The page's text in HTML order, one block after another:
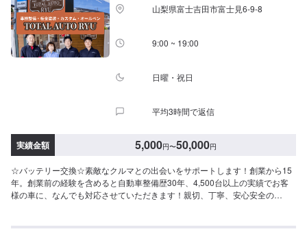
山梨県富士吉田市富士見6-9-8
9:00 ~ 19:00
日曜・祝日
平均3時間で返信
実績金額 5,000円〜50,000円
☆バッテリー交換☆素敵なクルマとの出会いをサポートします！創業から15
年。創業前の経験を含めると自動車整備歴30年、4,500台以上の実績でお客
様の車に、なんでも対応させていただきます！親切、丁寧、安心安全の
ただければ作業開始【4】仕上がり次第納車☆パーツ持ち込みについて☆パー